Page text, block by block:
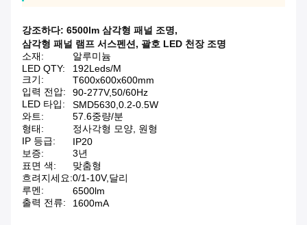
강조하다: 6500lm 삼각형 패널 조명,
삼각형 패널 램프 서스펜션, 괄호 LED 천장 조명
소재:
알루미늄
LED QTY:
192Leds/M
크기:
T600x600x600mm
입력 전압:
90-277V,50/60Hz
LED 타입:
SMD5630,0.2-0.5W
와트:
57.6중량/분
형태:
정사각형 모양, 원형
IP 등급:
IP20
보증:
3년
표면 색:
맞춤형
흐려지세요:0/1-10V,달리
루멘:
6500lm
출력 전류:
1600mA